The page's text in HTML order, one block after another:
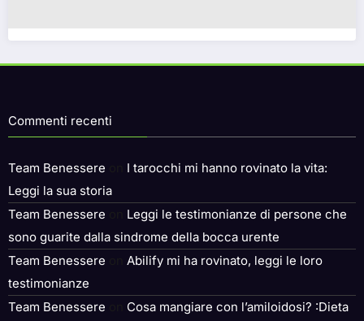
Commenti recenti
Team Benessere
I tarocchi mi hanno rovinato la vita:
Leggi la sua storia
Team Benessere
Leggi le testimonianze di persone che
sono guarite dalla sindrome della bocca urente
Team Benessere
Abilify mi ha rovinato, leggi le loro
testimonianze
Team Benessere
Cosa mangiare con l’amiloidosi? :Dieta